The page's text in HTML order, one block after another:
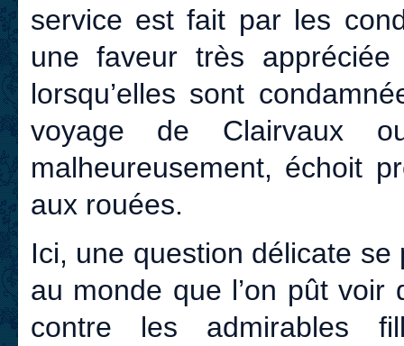
service est fait par les
une faveur très
lorsqu’elles sont
voyage de Clairvaux
malheureusement, échoit
aux rouées.
Ici, une question délicate
au monde que l’on pût
contre les admirables